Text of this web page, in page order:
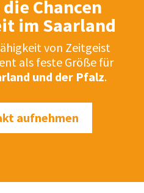
die Chancen
im Saarland
von Zeitgeist
als feste Größe für
und der Pfalz.
aufnehmen